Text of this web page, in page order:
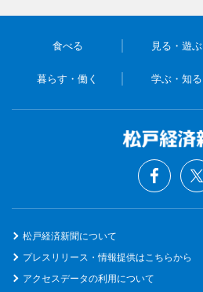
食べる 見る・遊ぶ
暮らす・働く 学ぶ・知る
松戸経済新聞について
プレスリリース・情報提供はこちらから
アクセスデータの利用について